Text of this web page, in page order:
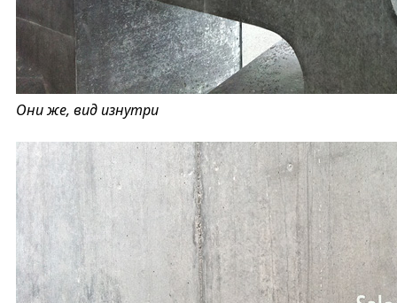
Они же, вид изнутри